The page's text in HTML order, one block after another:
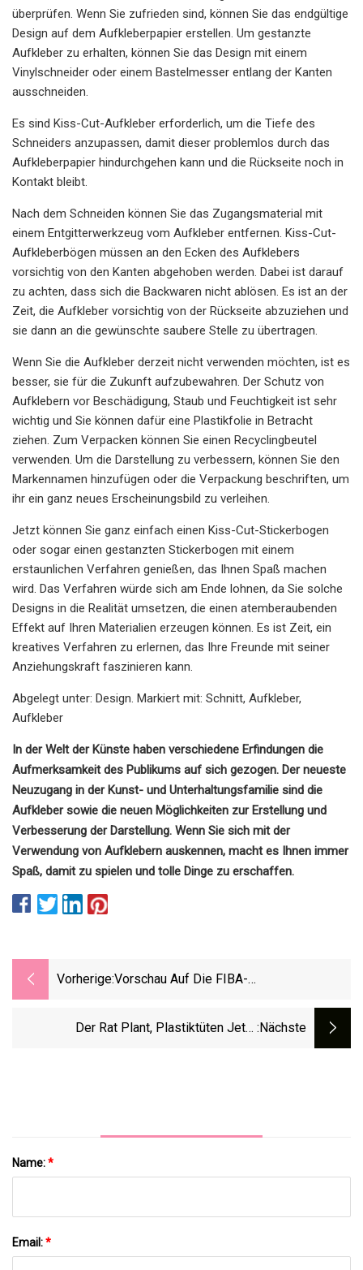
überprüfen. Wenn Sie zufrieden sind, können Sie das endgültige
Design auf dem Aufkleberpapier erstellen. Um gestanzte
Aufkleber zu erhalten, können Sie das Design mit einem
Vinylschneider oder einem Bastelmesser entlang der Kanten
ausschneiden.
Es sind Kiss-Cut-Aufkleber erforderlich, um die Tiefe des
Schneiders anzupassen, damit dieser problemlos durch das
Aufkleberpapier hindurchgehen kann und die Rückseite noch in
Kontakt bleibt.
Nach dem Schneiden können Sie das Zugangsmaterial mit
einem Entgitterwerkzeug vom Aufkleber entfernen. Kiss-Cut-
Aufkleberbögen müssen an den Ecken des Aufklebers
vorsichtig von den Kanten abgehoben werden. Dabei ist darauf
zu achten, dass sich die Backwaren nicht ablösen. Es ist an der
Zeit, die Aufkleber vorsichtig von der Rückseite abzuziehen und
sie dann an die gewünschte saubere Stelle zu übertragen.
Wenn Sie die Aufkleber derzeit nicht verwenden möchten, ist es
besser, sie für die Zukunft aufzubewahren. Der Schutz von
Aufklebern vor Beschädigung, Staub und Feuchtigkeit ist sehr
wichtig und Sie können dafür eine Plastikfolie in Betracht
ziehen. Zum Verpacken können Sie einen Recyclingbeutel
verwenden. Um die Darstellung zu verbessern, können Sie den
Markennamen hinzufügen oder die Verpackung beschriften, um
ihr ein ganz neues Erscheinungsbild zu verleihen.
Jetzt können Sie ganz einfach einen Kiss-Cut-Stickerbogen
oder sogar einen gestanzten Stickerbogen mit einem
erstaunlichen Verfahren genießen, das Ihnen Spaß machen
wird. Das Verfahren würde sich am Ende lohnen, da Sie solche
Designs in die Realität umsetzen, die einen atemberaubenden
Effekt auf Ihren Materialien erzeugen können. Es ist Zeit, ein
kreatives Verfahren zu erlernen, das Ihre Freunde mit seiner
Anziehungskraft faszinieren kann.
Abgelegt unter: Design. Markiert mit: Schnitt, Aufkleber,
Aufkleber
In der Welt der Künste haben verschiedene Erfindungen die
Aufmerksamkeit des Publikums auf sich gezogen. Der neueste
Neuzugang in der Kunst- und Unterhaltungsfamilie sind die
Aufkleber sowie die neuen Möglichkeiten zur Erstellung und
Verbesserung der Darstellung. Wenn Sie sich mit der
Verwendung von Aufklebern auskennen, macht es Ihnen immer
Spaß, damit zu spielen und tolle Dinge zu erschaffen.
Vorherige:Vorschau Auf Die FIBA-
Korrespondent Erläutert Gilas Pilipinas
Der Rat Plant, Plastiktüten Jetzt :nächste
Name:*
Email:*